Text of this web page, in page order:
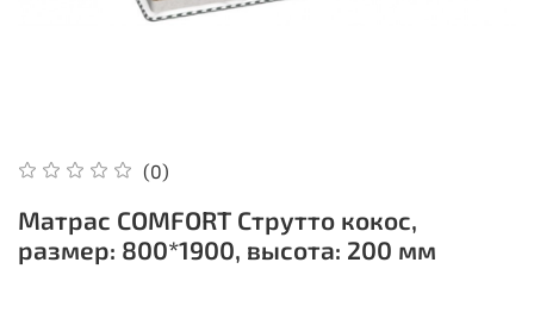
(0)
Матрас COMFORT Струтто кокос,
размер: 800*1900, высота: 200 мм